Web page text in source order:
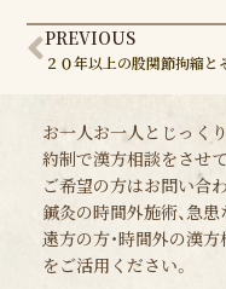
Prev
PREVIOUS
お一人お一人とじっく
約制で漢方相談をさせ
ご希望の方はお問い合
鍼灸の時間外施術、急
遠方の方・時間外の漢
をご活用ください。